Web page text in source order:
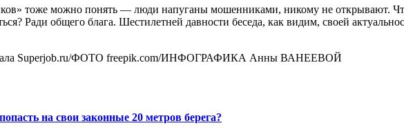
тоже можно понять — люди напуганы мошенниками, никому не открывают.
Ради общего блага. Шестилетней давности беседа, как видим, своей
Superjob.ru/ФОТО freepik.com/ИНФОГРАФИКА Анны ВАНЕЕВОЙ
на свои законные 20 метров берега?